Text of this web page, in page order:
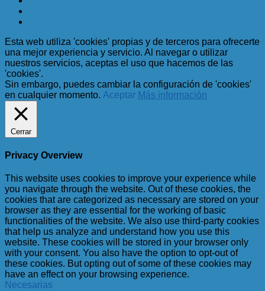
Esta web utiliza 'cookies' propias y de terceros para ofrecerte
una mejor experiencia y servicio. Al navegar o utilizar
nuestros servicios, aceptas el uso que hacemos de las
'cookies'.
Sin embargo, puedes cambiar la configuración de 'cookies'
en cualquier momento. Aceptar Más información
Cerrar
Privacy Overview
This website uses cookies to improve your experience while
you navigate through the website. Out of these cookies, the
cookies that are categorized as necessary are stored on your
browser as they are essential for the working of basic
functionalities of the website. We also use third-party cookies
that help us analyze and understand how you use this
website. These cookies will be stored in your browser only
with your consent. You also have the option to opt-out of
these cookies. But opting out of some of these cookies may
have an effect on your browsing experience.
Necesarias